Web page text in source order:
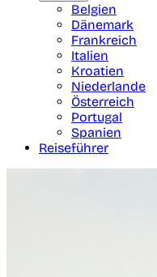
Belgien
Dänemark
Frankreich
Italien
Kroatien
Niederlande
Österreich
Portugal
Spanien
Reiseführer